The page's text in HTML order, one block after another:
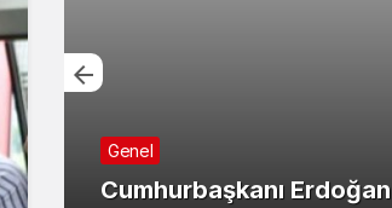
Genel
Cumhurbaşkanı Erdoğan